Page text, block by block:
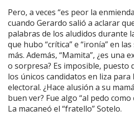
Pero, a veces “es peor la
cuando Gerardo salió a aclarar
palabras de los aludidos durante
que hubo “crítica” e “ironía” en
más. Además, “Mamita”, ¿es una
o sorpresa? Es imposible, puesto
los únicos candidatos en liza
electoral. ¿Hace alusión a su
buen ver? Fue algo “al pedo
La macaneó el “fratello” Sotelo.